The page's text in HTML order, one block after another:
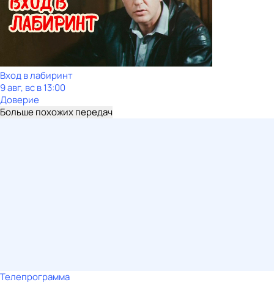
Вход в лабиринт
9 авг, вс в 13:00
Доверие
Больше похожих передач
Телепрограмма